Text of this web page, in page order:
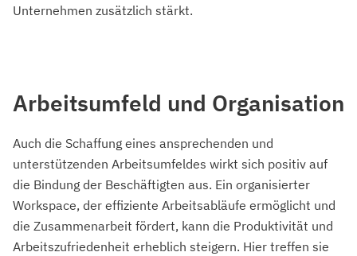
Unternehmen zusätzlich stärkt.
Arbeitsumfeld und Organisation
Auch die Schaffung eines ansprechenden und
unterstützenden Arbeitsumfeldes wirkt sich positiv auf
die Bindung der Beschäftigten aus. Ein organisierter
Workspace, der effiziente Arbeitsabläufe ermöglicht und
die Zusammenarbeit fördert, kann die Produktivität und
Arbeitszufriedenheit erheblich steigern. Hier treffen sie